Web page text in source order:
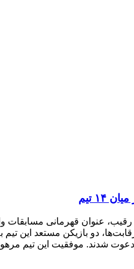
تیم
دبستان هجرت شهریار، با غلبه بر ۱۳
دو بازیکن مستعد این
دعوت شدند. موفقیت این